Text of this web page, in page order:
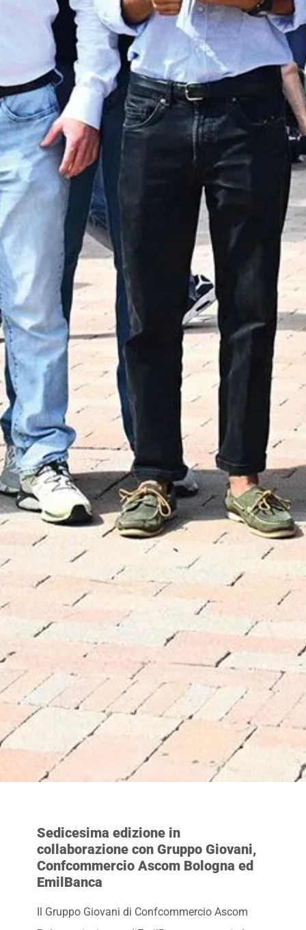
Sedicesima edizione in
collaborazione con Gruppo Giovani,
Confcommercio Ascom Bologna ed
EmilBanca
Il Gruppo Giovani di Confcommercio Ascom